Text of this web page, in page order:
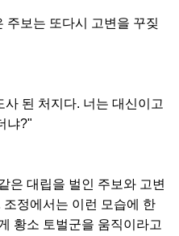
주보는 또다시 고변을 꾸짖
된 처지다. 너는 대신이고
냐?"
은 대립을 벌인 주보와 고변
정에서는 이런 모습에 한
황소 토벌군을 움직이라고